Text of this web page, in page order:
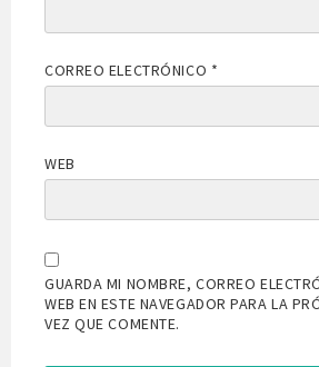
CORREO ELECTRÓNICO *
WEB
GUARDA MI NOMBRE, CORREO
WEB EN ESTE NAVEGADOR PARA LA
VEZ QUE COMENTE.